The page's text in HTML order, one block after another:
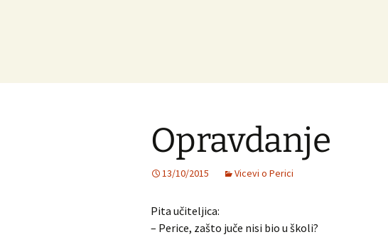
Opravdanje
13/10/2015 Vicevi o Perici
Pita učiteljica:
– Perice, zašto juče nisi bio u školi?